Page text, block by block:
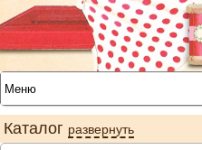
Каталог развернуть